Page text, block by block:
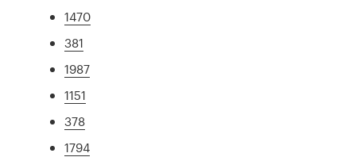
1470
381
1987
1151
378
1794